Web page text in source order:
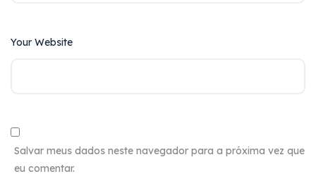
Your Website
Salvar meus dados neste navegador para a próxima vez que
eu comentar.